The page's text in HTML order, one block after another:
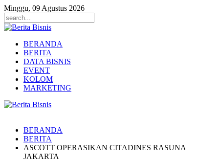
Minggu, 09 Agustus 2026
BERANDA
BERITA
DATA BISNIS
EVENT
KOLOM
MARKETING
BERANDA
BERITA
ASCOTT OPERASIKAN CITADINES RASUNA
JAKARTA